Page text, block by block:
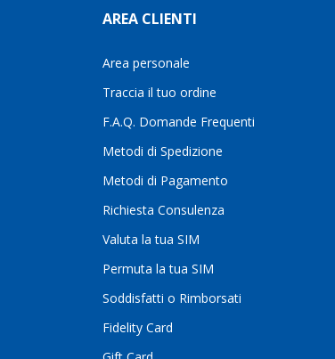
AREA CLIENTI
Area personale
Traccia il tuo ordine
F.A.Q. Domande Frequenti
Metodi di Spedizione
Metodi di Pagamento
Richiesta Consulenza
Valuta la tua SIM
Permuta la tua SIM
Soddisfatti o Rimborsati
Fidelity Card